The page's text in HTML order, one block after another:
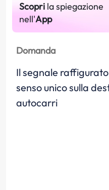
Scopri la spiegazione
nell'App
Domanda
Il segnale
senso unico sulla
autocarri